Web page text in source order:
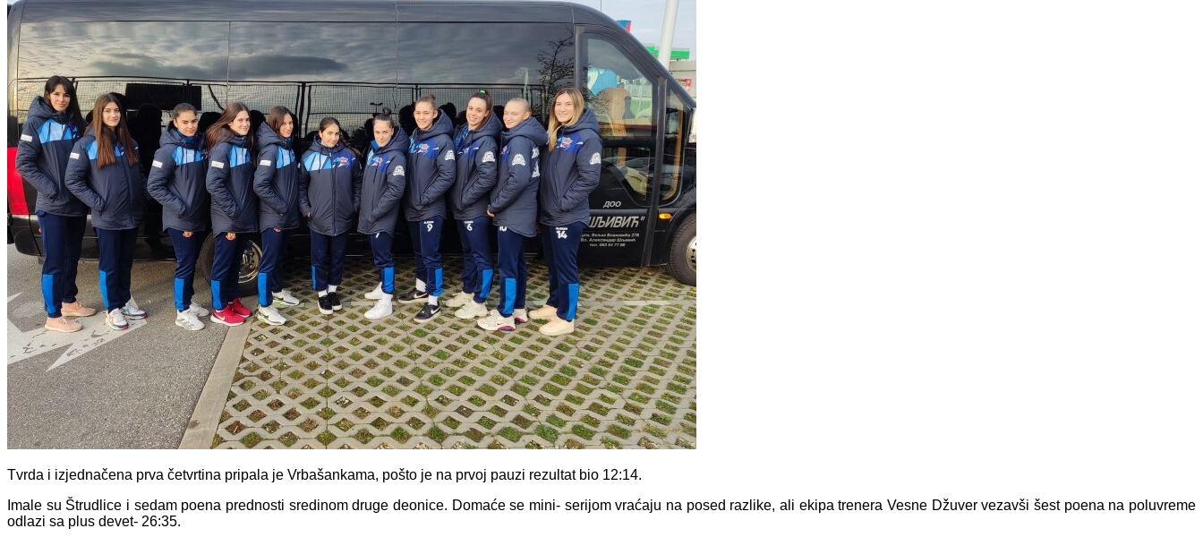
Tvrda i izjednačena prva četvrtina pripala je Vrbašankama, pošto je na prvoj pauzi rezultat bio 12:14.
Imale su Štrudlice i sedam poena prednosti sredinom druge deonice. Domaće se mini- serijom vraćaju na posed razlike, ali ekipa trenera Vesne Džuver vezavši šest poena na poluvreme
odlazi sa plus devet- 26:35.